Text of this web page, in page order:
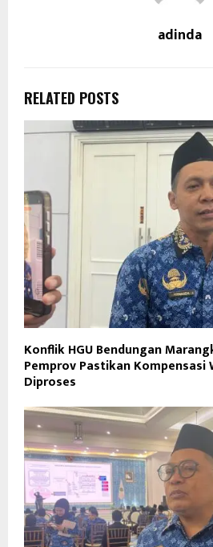
adinda
RELATED POSTS
Konflik HGU Bendungan
Pemprov Pastikan Kompensasi
Diproses